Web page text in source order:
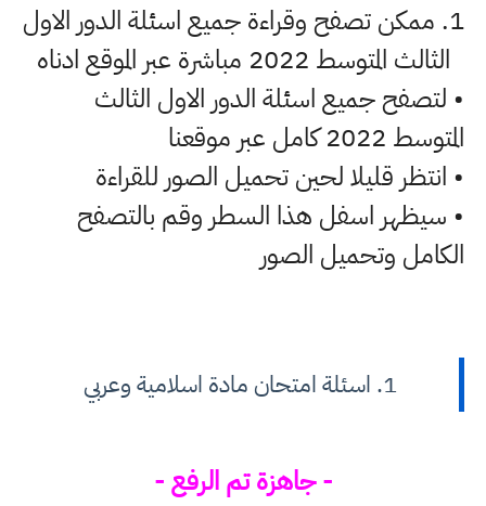
1. ممكن تصفح وقراءة جميع اسئلة الدور الاول
الثالث المتوسط 2022 مباشرة عبر الموقع ادناه
• لتصفح جميع اسئلة الدور الاول الثالث
المتوسط 2022 كامل عبر موقعنا
• انتظر قليلا لحين تحميل الصور للقراءة
• سيظهر اسفل هذا السطر وقم بالتصفح
الكامل وتحميل الصور
1. اسئلة امتحان مادة اسلامية وعربي
- جاهزة تم الرفع -